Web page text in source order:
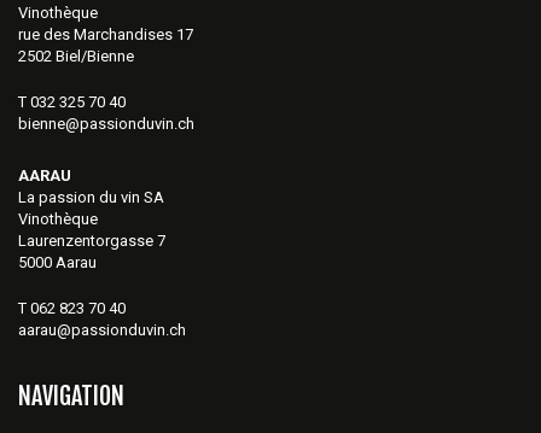
Vinothèque
rue des Marchandises 17
2502 Biel/Bienne
T 032 325 70 40
bienne@passionduvin.ch
AARAU
La passion du vin SA
Vinothèque
Laurenzentorgasse 7
5000 Aarau
T 062 823 70 40
aarau@passionduvin.ch
NAVIGATION